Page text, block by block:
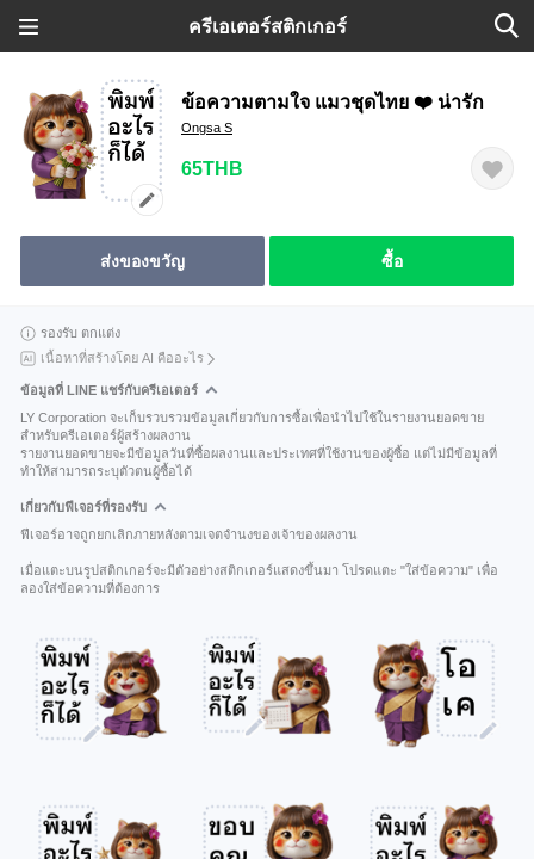
ครีเอเตอร์สติกเกอร์
ข้อความตามใจ แมวชุดไทย ❤️ น่ารัก
Ongsa S
65THB
ส่งของขวัญ ซื้อ
รองรับ ตกแต่ง
เนื้อหาที่สร้างโดย AI คืออะไร
ข้อมูลที่ LINE แชร์กับครีเอเตอร์
LY Corporation จะเก็บรวบรวมข้อมูลเกี่ยวกับการซื้อเพื่อนำไปใช้ในรายงานยอดขาย
สำหรับครีเอเตอร์ผู้สร้างผลงาน
รายงานยอดขายจะมีข้อมูลวันที่ซื้อผลงานและประเทศที่ใช้งานของผู้ซื้อ แต่ไม่มีข้อมูลที่
ทำให้สามารถระบุตัวตนผู้ซื้อได้
เกี่ยวกับฟีเจอร์ที่รองรับ
ฟีเจอร์อาจถูกยกเลิกภายหลังตามเจตจำนงของเจ้าของผลงาน
เมื่อแตะบนรูปสติกเกอร์จะมีตัวอย่างสติกเกอร์แสดงขึ้นมา โปรดแตะ "ใส่ข้อความ" เพื่อ
ลองใส่ข้อความที่ต้องการ